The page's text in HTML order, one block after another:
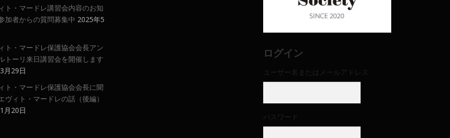
ト・マードレ講習会内容のお知
加者からの質問募集中 2025年5
ト・マードレ保護協会会長アン
トーリ来日講習会を開催します
月29日
ト・マードレ保護協会会長に聞
ヴィト・マードレの話（後編）
月20日
ログイン
ユーザー名またはメールアドレス
パスワード